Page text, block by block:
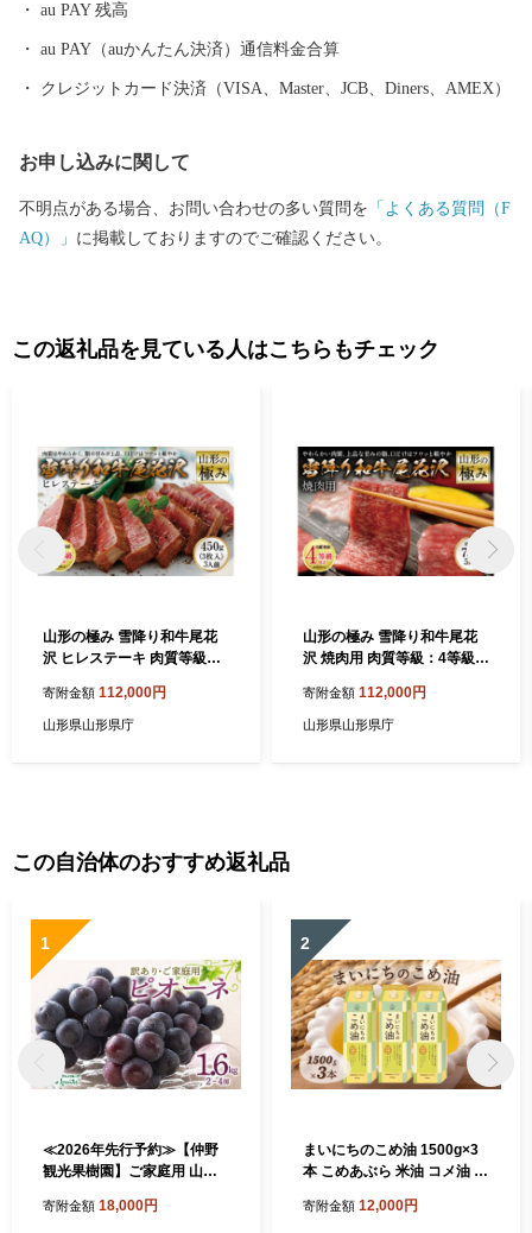
海沿いの温泉など、様々なタイプの温泉を楽しむことができま
す。 ふるさと納税を機に山形へお越しいただき、旬の味覚、歴史
や文化、自然をお楽しみください。
au PAY 残高
au PAY（auかんたん決済）通信料金合算
クレジットカード決済（VISA、Master、JCB、Diners、AMEX）
お申し込みに関して
不明点がある場合、お問い合わせの多い質問を 「よくある質問（F
AQ）」 に掲載しておりますのでご確認ください。
この返礼品を見ている人はこちらもチェック
山形の極み 雪降り和牛尾花
沢 ヒレステーキ 肉質等級：4
21
寄附金額 112,000円
山形県山形県庁
山形の極み 雪降り和牛尾花
沢 焼肉用 肉質等級：4等級
寄附金額 112,000円
山形県山形県庁
この自治体のおすすめ返礼品
1
≪2026年先行予約≫【仲野
観光果樹園】ご家庭用 山形
種無し ぶどう 2026年8月下
寄附金額 18,000円
2
まいにちのこめ油 1500g×3
本 こめあぶら 米油 コメ油 揚
用油 食用オイル 調理油 油 食
寄附金額 12,000円